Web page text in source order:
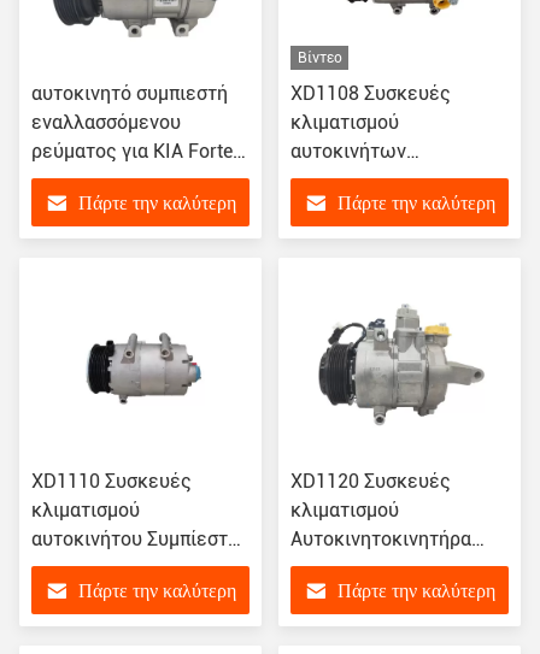
αυτοκινητό συμπιεστή
εναλλασσόμενου
ρεύματος για KIA Forte
1.6 97701-1j100 97701-
1x020 97701-2f800
97701-1r000 CP976396
Πάρτε την καλύτερη
Βίντεο
XD1108 Συσκευές
κλιματισμού
αυτοκινήτων
Συμπίεστος αυτοκινήτου
για Ford Ecosport 1.5
8FK351272-181
Πάρτε την καλύτερη
XD1110 Συσκευές
κλιματισμού
αυτοκινήτου Συμπίεστης
αυτοκινήτου για Ford
Mondeo Diesel 2009
6G9119D629GC
Πάρτε την καλύτερη
XD1120 Συσκευές
κλιματισμού
Αυτοκινητοκινητήρα
Συμπίεστος για Ford
Edge 2.7 Transit V362
BK2119D629AF
Πάρτε την καλύτερη